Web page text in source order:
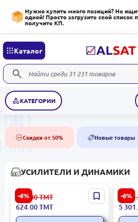
Нужно купить много позиций? Не
одной! Просто загрузите свой список
получите КП.
Каталог
КАТЕГОРИИ
50% Скидки от 50% NEW Новые товары
УСИЛИТЕЛИ И ДИНАМИКИ
-6%
SPAK SPAK698BT |
Усилитель для
потолочных колонок 60Вт
Bluetooth USB/FM
664.00ТМТ
624.00ТМТ
-6%
ITC
Вт
5
5